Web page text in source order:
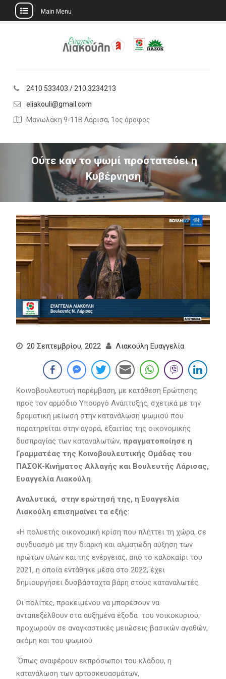
Main Menu
2410 533403 / 210 3234213
eliakouli@gmail.com
Μανωλάκη 9-11Β Λάρισα, 1ος όροφος
Ούτε καν το ψωμί προστατεύει η
Κυβέρνηση
20 Σεπτεμβρίου, 2022 Λιακούλη Ευαγγελία
Κοινοβουλευτική παρέμβαση, με κατάθεση Ερώτησης
προς τον αρμόδιο Υπουργό Ανάπτυξης, σχετικά με την
δραματική μείωση στην κατανάλωση ψωμιού που
παρατηρείται στην αγορά, εξαιτίας της οικονομικής
δυσπραγίας των καταναλωτών, πραγματοποίησε η
Γραμματέας της Κοινοβουλευτικής Ομάδας του
ΠΑΣΟΚ-Κινήματος Αλλαγής και Βουλευτής Λάρισας,
Ευαγγελία Λιακούλη.
Αναλυτικά, στην ερώτησή της, η Ευαγγελία
Λιακούλη επισημαίνει τα εξής:
«Η πολυετής οικονομική κρίση που πλήττει τη χώρα, σε
συνδυασμό με την διαρκή και αλματώδη αύξηση των
πρώτων υλών και της ενέργειας, από το καλοκαίρι του
2021, η οποία εντάθηκε μέσα στο 2022, έχει
δημιουργήσει δυσβάσταχτα βάρη στους καταναλωτές.
Οι πολίτες, προκειμένου να μπορέσουν να
ανταπεξέλθουν στα αυξημένα έξοδα του νοικοκυριού,
προχωρούν σε αναγκαστικές μειώσεις βασικών αγαθών,
ακόμη και του ψωμιού.
Όπως αναφέρουν εκπρόσωποι του κλάδου, η
κατανάλωση των αρτοσκευασμάτων,